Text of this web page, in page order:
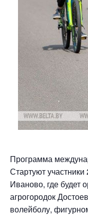
Программа
Стартуют
Иваново, где будет
агрогородок
волейболу,